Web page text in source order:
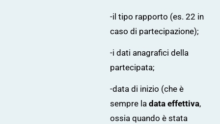
-il tipo rapporto (es. 22 in
caso di partecipazione);
-i dati anagrafici della
partecipata;
-data di inizio (che è
sempre la data effettiva,
ossia quando è stata